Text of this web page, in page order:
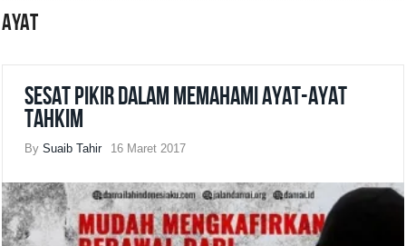
ayat
Sesat Pikir dalam Memahami Ayat-ayat
Tahkim
BySuaib Tahir 16 Maret 2017